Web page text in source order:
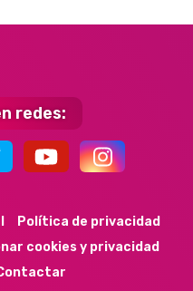
redes:
Política de privacidad
cookies y privacidad